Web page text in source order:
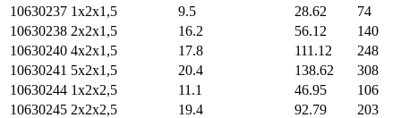
10630237 1х2х1,5 9.5 28.62
74
10630238 2х2х1,5 16.2 56.12
140
10630240 4х2х1,5 17.8 111.12
248
10630241 5х2х1,5 20.4 138.62
308
10630244 1х2х2,5 11.1 46.95
106
10630245 2х2х2,5 19.4 92.79
203